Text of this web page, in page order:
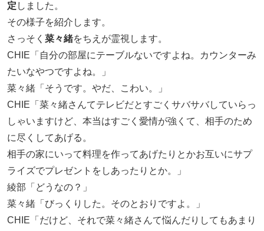
定 しました。
その様子を紹介します。
さっそく 菜々緒をちえが霊視します。
CHIE「自分の部屋にテーブルないですよね。カウンターみ
たいなやつですよね。」
菜々緒「そうです。やだ、こわい。」
CHIE「菜々緒さんてテレビだとすごくサバサバしていらっ
しゃいますけど、本当はすごく愛情が強くて、相手のため
に尽くしてあげる。
相手の家にいって料理を作ってあげたりとかお互いにサプ
ライズでプレゼントをしあったりとか。」
綾部「どうなの？」
菜々緒「びっくりした。そのとおりですよ。」
CHIE「だけど、それで菜々緒さんて悩んだりしてもあまり